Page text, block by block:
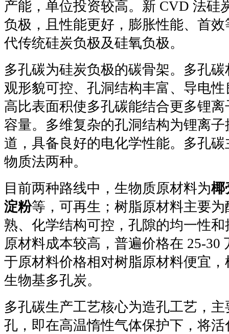
产能，单位投资较高。新 CVD 法硅
负极，且性能更好，膨胀性能、首
代传统硅炭负极及硅氧负极。
多孔碳为硅炭负极的碳骨架。多孔
观形貌可控、孔洞结构丰富、导电
高比表面积使多孔碳能结合更多锂
容量。多维复杂的孔洞结构为锂离
道，具备良好的电化学性能。多孔
物质法两种。
目前两种路线中，生物质原材料为椰
淀粉等，可再生；树脂原材料主要
熟、化学结构可控，孔隙的均一性
原材料成本较高，普遍价格在 25-30
于原材料价格相对树脂原材料便宜
生物基多孔炭。
多孔碳生产工艺核心为造孔工艺，
孔，即在高温惰性气体保护下，将